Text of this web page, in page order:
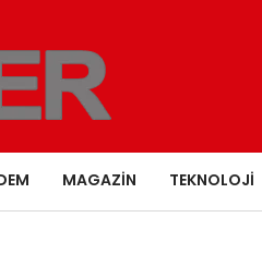
MAGAZIN TEKNOLOJI